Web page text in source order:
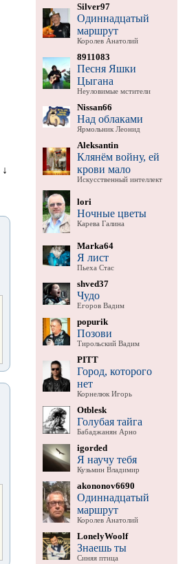
↓
Silver97
Одиннадцатый
маршрут
Королев Анатолий
8911083
Песня Яшки
Цыгана
Неуловимые мстители
Nissan66
Над облаками
Ярмольник Леонид
Aleksantin
Клянём войну, ей
крови мало
Искусственный интеллект
lori
Ночные цветы
Карева Галина
Marka64
Я лист
Пьеха Стас
shved37
Чудо
Егоров Вадим
popurik
Позови
Тирольский Вадим
PITT
Город, которого
нет
Корнелюк Игорь
Otblesk
Голубая тайга
Бабаджанян Арно
igorded
Я научу тебя
Кузьмин Владимир
akononov6690
Одиннадцатый
маршрут
Королев Анатолий
LonelyWoolf
Знаешь ты
Синяя птица